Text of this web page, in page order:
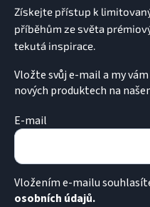
Vložte svůj e-mail a my
nových produktech na
E-mail
Vložením e-mailu
osobních údajů.